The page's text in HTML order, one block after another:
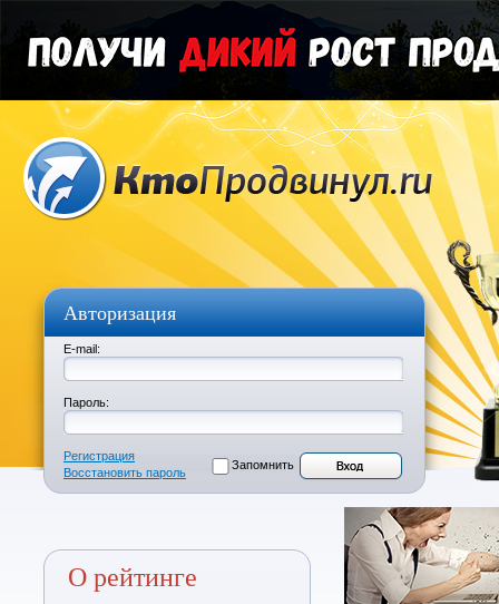
Авторизация
E-mail:
Пароль:
Регистрация
Восстановить пароль
Запомнить
О рейтинге